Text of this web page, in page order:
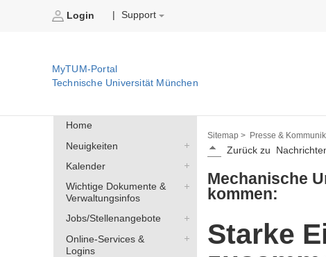
Login Support
MyTUM-Portal
Technische Universität München
Home
Neuigkeiten
Kalender
Wichtige Dokumente &
Verwaltungsinfos
Jobs/Stellenangebote
Online-Services &
Logins
Sitemap > Presse &
Zurück zu
Mechanische
kommen:
Starke